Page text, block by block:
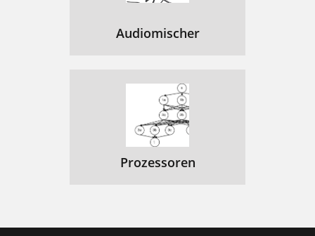
Audiomischer
Prozessoren